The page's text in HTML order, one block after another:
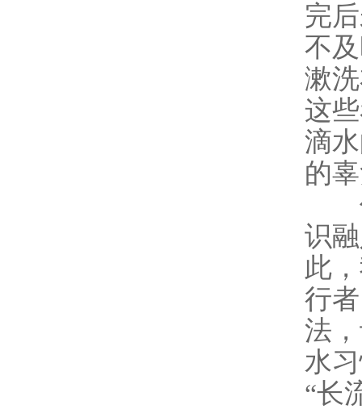
完
不
漱
这
滴
的
作
识
此
行
法
水
“长